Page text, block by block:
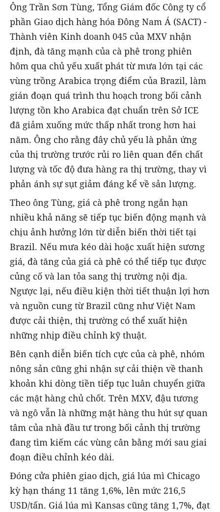
Ông Trần Sơn Tùng, Tổng Giám đốc Công ty cổ
phần Giao dịch hàng hóa Đông Nam Á (SACT) -
Thành viên Kinh doanh 045 của MXV nhận
định, đà tăng mạnh của cà phê trong phiên
hôm qua chủ yếu xuất phát từ mưa lớn tại các
vùng trồng Arabica trọng điểm của Brazil, làm
gián đoạn quá trình thu hoạch trong bối cảnh
lượng tồn kho Arabica đạt chuẩn trên Sở ICE
đã giảm xuống mức thấp nhất trong hơn hai
năm. Ông cho rằng đây chủ yếu là phản ứng
của thị trường trước rủi ro liên quan đến chất
lượng và tốc độ đưa hàng ra thị trường, thay vì
phản ánh sự sụt giảm đáng kể về sản lượng.
Theo ông Tùng, giá cà phê trong ngắn hạn
nhiều khả năng sẽ tiếp tục biến động mạnh và
chịu ảnh hưởng lớn từ diễn biến thời tiết tại
Brazil. Nếu mưa kéo dài hoặc xuất hiện sương
giá, đà tăng của giá cà phê có thể tiếp tục được
củng cố và lan tỏa sang thị trường nội địa.
Ngược lại, nếu điều kiện thời tiết thuận lợi hơn
và nguồn cung từ Brazil cũng như Việt Nam
được cải thiện, thị trường có thể xuất hiện
những nhịp điều chỉnh kỹ thuật.
Bên cạnh diễn biến tích cực của cà phê, nhóm
nông sản cũng ghi nhận sự cải thiện về thanh
khoản khi dòng tiền tiếp tục luân chuyển giữa
các mặt hàng chủ chốt. Trên MXV, đậu tương
và ngô vẫn là những mặt hàng thu hút sự quan
tâm của nhà đầu tư trong bối cảnh thị trường
đang tìm kiếm các vùng cân bằng mới sau giai
đoạn điều chỉnh kéo dài.
Đóng cửa phiên giao dịch, giá lúa mì Chicago
kỳ hạn tháng 11 tăng 1,6%, lên mức 216,5
USD/tấn. Giá lúa mì Kansas cũng tăng 1,7%, đạt